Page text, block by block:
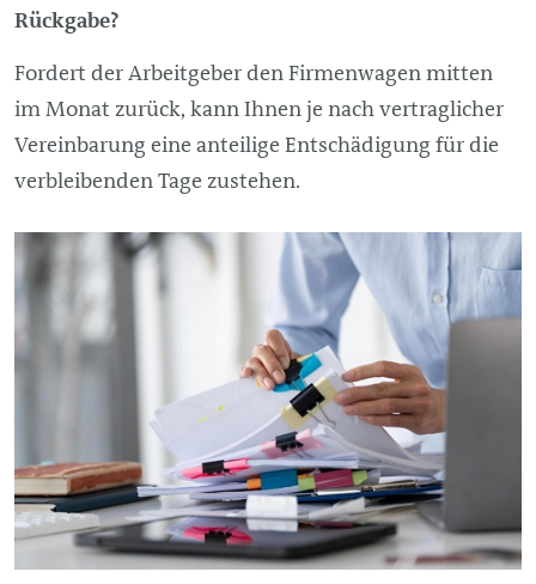
Rückgabe?
Fordert der Arbeitgeber den Firmenwagen mitten
im Monat zurück, kann Ihnen je nach vertraglicher
Vereinbarung eine anteilige Entschädigung für die
verbleibenden Tage zustehen.